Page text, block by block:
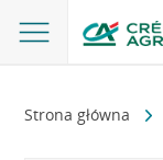
Strona główna